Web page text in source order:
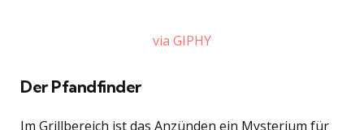
via GIPHY
Der Pfandfinder
Im Grillbereich ist das Anzünden ein Mysterium für